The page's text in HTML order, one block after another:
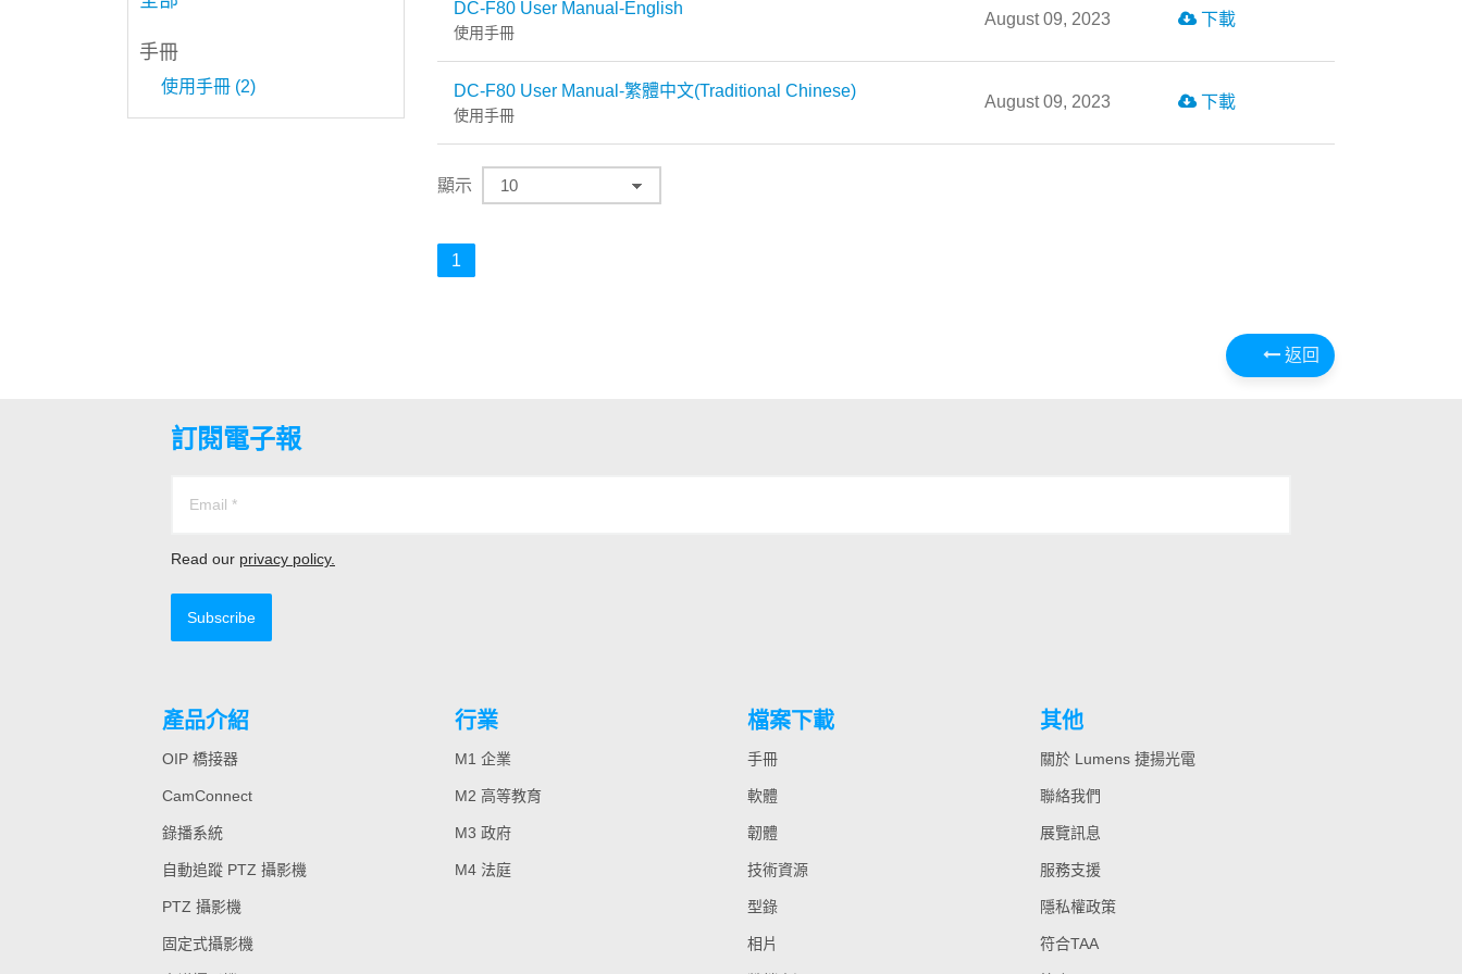
手冊
使用手冊 (2)
DC-F80 User Manual-English
使用手冊
August 09, 2023 下載
DC-F80 User Manual-繁體中文(Traditional Chinese)
使用手冊
August 09, 2023 下載
顯示
1
返回
訂閱電子報
Read our privacy policy.
Subscribe
產品介紹
OIP 橋接器
CamConnect
錄播系統
自動追蹤 PTZ 攝影機
PTZ 攝影機
固定式攝影機
行業
M1 企業
M2 高等教育
M3 政府
M4 法庭
檔案下載
手冊
軟體
韌體
技術資源
型錄
相片
其他
關於 Lumens 捷揚光電
聯絡我們
展覽訊息
服務支援
隱私權政策
符合TAA